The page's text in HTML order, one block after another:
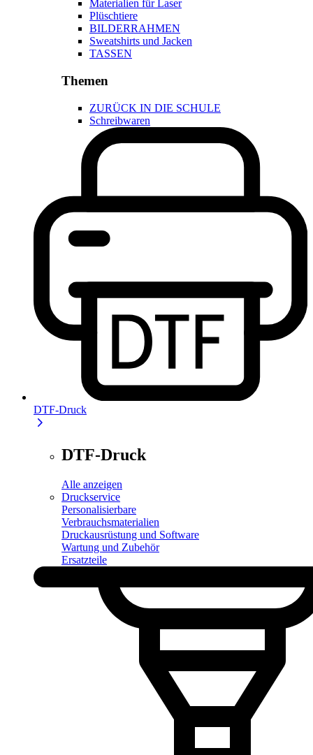
Materialien für Laser
Plüschtiere
BILDERRAHMEN
Sweatshirts und Jacken
TASSEN
Themen
ZURÜCK IN DIE SCHULE
Schreibwaren
DTF-Druck
DTF-Druck
Alle anzeigen
Druckservice
Personalisierbare
Verbrauchsmaterialien
Druckausrüstung und Software
Wartung und Zubehör
Ersatzteile